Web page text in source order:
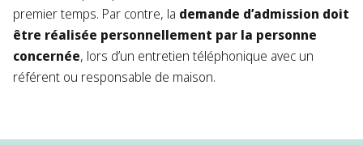
premier temps. Par contre, la demande d’admission doit
être réalisée personnellement par la personne
concernée, lors d’un entretien téléphonique avec un
référent ou responsable de maison.